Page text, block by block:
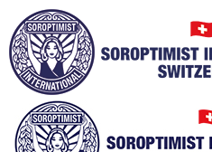
Zum
Inhalt
springen